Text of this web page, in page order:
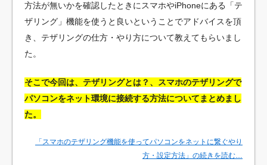
方法が無いかを確認したときにスマホやiPhoneにある「テ
ザリング」機能を使うと良いということでアドバイスを頂
き、テザリングの仕方・やり方について教えてもらいまし
た。
そこで今回は、テザリングとは？、スマホのテザリングで
パソコンをネット環境に接続する方法についてまとめまし
た。
「スマホのテザリング機能を使ってパソコンをネットに繋ぐやり
方・設定方法」の続きを読む…